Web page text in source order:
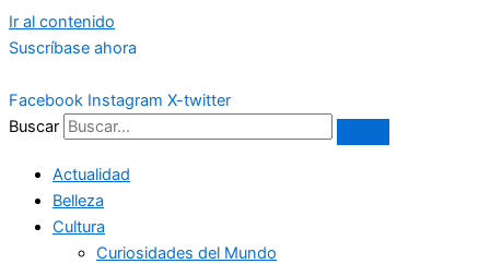
Ir al contenido
Suscríbase ahora
Facebook Instagram X-twitter
Buscar
Actualidad
Belleza
Cultura
Curiosidades del Mundo